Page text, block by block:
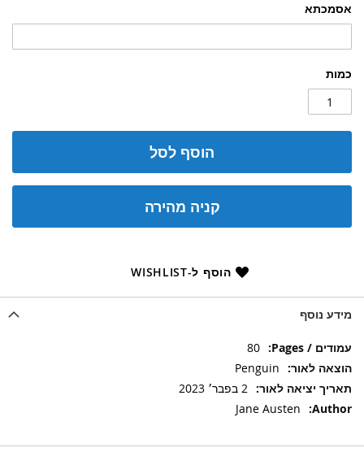
אסמכתא
כמות
הוסף לסל
קניה מהירה
הוסף ל-WISHLIST
מידע נוסף
מידע
נוסף
80
Penguin
2 בפבר׳ 2023
Jane Austen